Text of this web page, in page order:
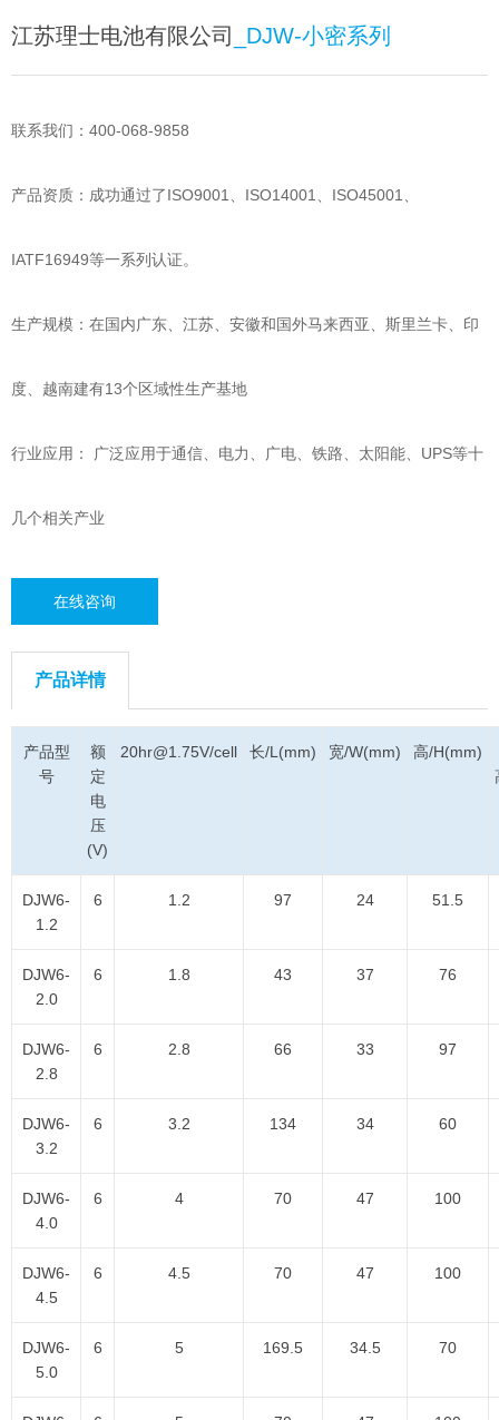
江苏理士电池有限公司 _DJW-小密系列
联系我们：400-068-9858
产品资质：成功通过了ISO9001、ISO14001、ISO45001、
IATF16949等一系列认证。
生产规模：在国内广东、江苏、安徽和国外马来西亚、斯里兰卡、印
度、越南建有13个区域性生产基地
行业应用： 广泛应用于通信、电力、广电、铁路、太阳能、UPS等十
几个相关产业
在线咨询
产品详情
产品型
号
额
定
电
压
(V)
20hr@1.75V/cell 长/L(mm) 宽/W(mm)
高/H(mm)
DJW6-
1.2
6 1.2 97 24 51.5
DJW6-
2.0
6 1.8 43 37 76
DJW6-
2.8
6 2.8 66 33 97
DJW6-
3.2
6 3.2 134 34 60
DJW6-
4.0
6 4 70 47 100
DJW6-
4.5
6 4.5 70 47 100
DJW6-
5.0
6 5 169.5 34.5 70